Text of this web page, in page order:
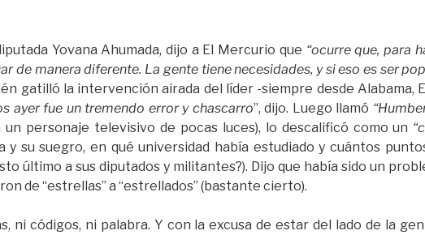
Yovana Ahumada, dijo a El Mercurio que “ocurre que, para
de manera diferente. La gente tiene necesidades, y si eso es ser
gatilló la intervención airada del líder -siempre desde Alabama,
ayer fue un tremendo error y chascarro”, dijo. Luego llamó
personaje televisivo de pocas luces), lo descalificó como un
y su suegro, en qué universidad había estudiado y cuántos
último a sus diputados y militantes?). Dijo que había sido un
de “estrellas” a “estrellados” (bastante cierto).
ni códigos, ni palabra. Y con la excusa de estar del lado de la